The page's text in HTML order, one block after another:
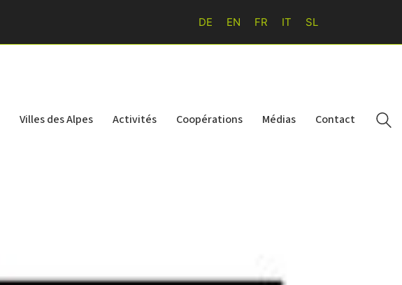
DE EN FR IT SL
Villes des Alpes Activités Coopérations Médias Contact